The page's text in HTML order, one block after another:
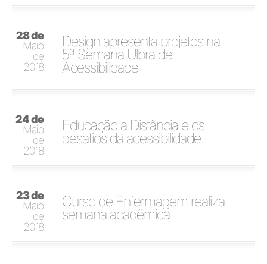
28 de
Maio
de
2018
Design apresenta projetos na
5ª Semana Ulbra de
Acessibilidade
24 de
Maio
de
2018
Educação a Distância e os
desafios da acessibilidade
23 de
Maio
de
2018
Curso de Enfermagem realiza
semana acadêmica